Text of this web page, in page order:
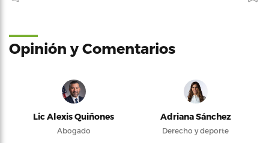
Opinión y Comentarios
Lic Alexis Quiñones
Abogado
Adriana Sánchez
Derecho y deporte